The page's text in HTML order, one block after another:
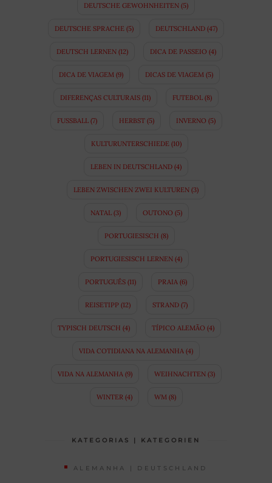
DEUTSCHE GEWOHNHEITEN (5)
DEUTSCHE SPRACHE (5) DEUTSCHLAND (47)
DEUTSCH LERNEN(12) DICA DE PASSEIO (4)
DICA DE VIAGEM (9) DICAS DE VIAGEM (5)
DIFERENÇAS CULTURAIS (11) FUTEBOL (8)
FUSSBALL (7) HERBST(5) INVERNO (5)
KULTURUNTERSCHIEDE(10)
LEBEN IN DEUTSCHLAND (4)
LEBEN ZWISCHEN ZWEI KULTUREN (3)
NATAL(3) OUTONO (5)
PORTUGIESISCH (8)
PORTUGIESISCH LERNEN(4)
PORTUGUÊS (11) PRAIA (6)
REISETIPP(12) STRAND(7)
TYPISCH DEUTSCH (4) TÍPICO ALEMÃO (4)
VIDA COTIDIANA NA ALEMANHA (4)
VIDA NA ALEMANHA (9) WEIHNACHTEN(3)
WINTER (4) WM (8)
KATEGORIAS | KATEGORIEN
ALEMANHA | DEUTSCHLAND